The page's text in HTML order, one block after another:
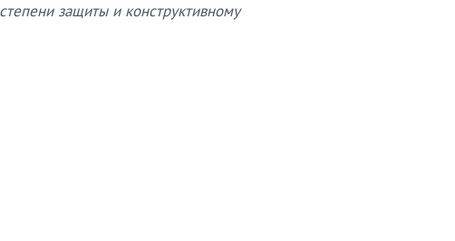
защиты и конструктивному